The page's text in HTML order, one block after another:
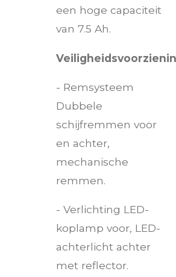
een hoge capaciteit
van 7.5 Ah.
- Remsysteem
Dubbele
schijfremmen voor
en achter,
mechanische
remmen.
- Verlichting LED-
koplamp voor, LED-
achterlicht achter
met reflector.